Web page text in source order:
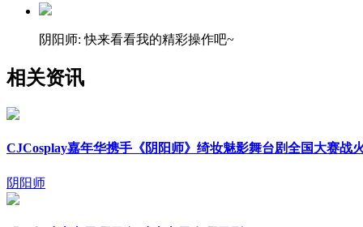
阴阳师: 快来看看我的精彩操作吧~
相关资讯
CJCosplay嘉年华携手《阴阳师》绮妆魅影舞台剧全国大赛战
阴阳师